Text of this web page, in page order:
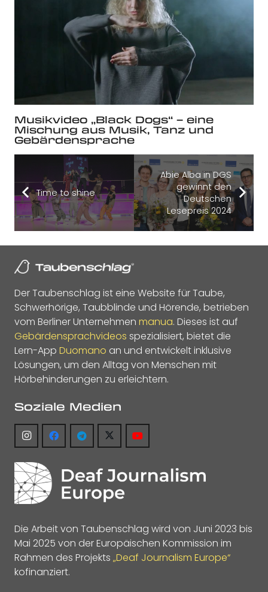
Musikvideo „Black Dogs“ – eine
Mischung aus Musik, Tanz und
Gebärdensprache
Time to shine
Abie Alba in DGS
gewinnt den
Deutschen
Lesepreis 2024
Der Taubenschlag ist eine Website für Taube,
Schwerhörige, Taubblinde und Hörende, betrieben
vom Berliner Unternehmen manua. Dieses ist auf
Gebärdensprachvideos spezialisiert, bietet die
Lern-App Duomano an und entwickelt inklusive
Lösungen, um den Alltag von Menschen mit
Hörbehinderungen zu erleichtern.
Soziale Medien
Die Arbeit von Taubenschlag wird von Juni 2023 bis
Mai 2025 von der Europäischen Kommission im
Rahmen des Projekts „Deaf Journalism Europe“
kofinanziert.